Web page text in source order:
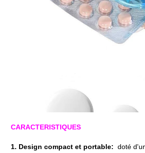
CARACTERISTIQUES
1. Design compact et portable: doté